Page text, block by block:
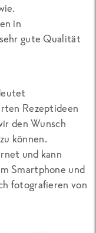
in
gute Qualität
Rezeptideen
den Wunsch
können.
und kann
Smartphone und
fotografieren von